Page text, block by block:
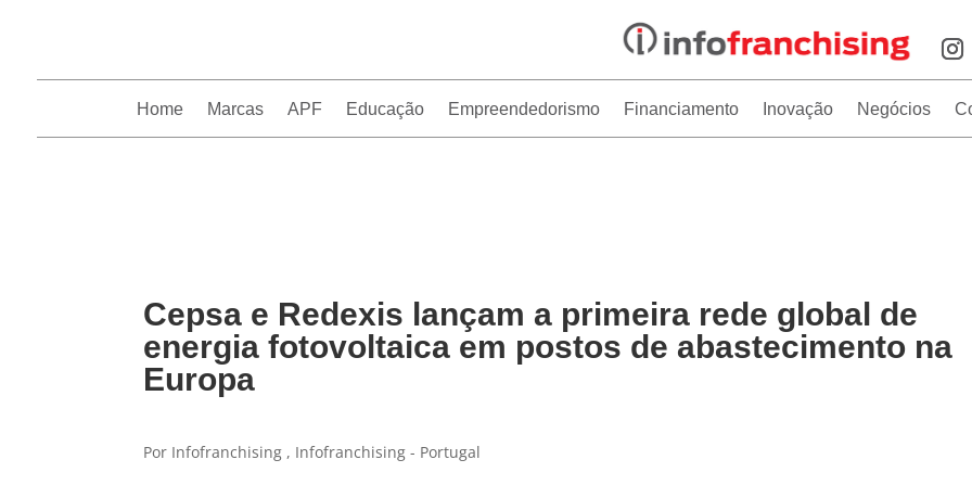
Home Marcas APF Educação Empreendedorismo Financiamento Inovação Negócios
Cepsa e Redexis lançam a primeira rede global de
energia fotovoltaica em postos de abastecimento na
Europa
Por Infofranchising , Infofranchising - Portugal